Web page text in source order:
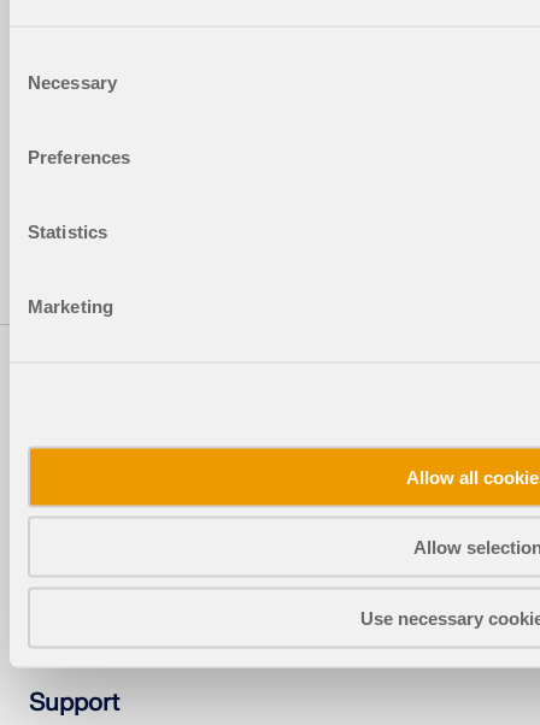
Selection
Necessary
Preferences
Statistics
Marketing
Allow all
Allow
Use necessary
Stahlbau
RFEM 6
RWIND 3
Support